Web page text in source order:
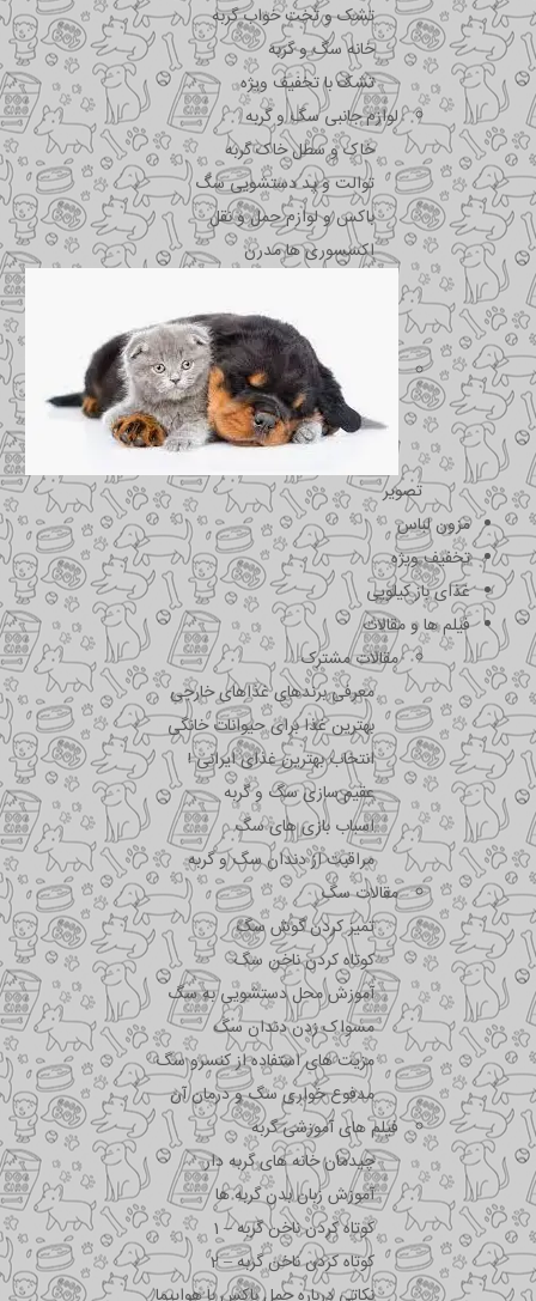
تشک و تخت خواب گربه
خانه سگ و گربه
تشک با تخفیف ویژه
لوازم جانبی سگ و گربه
خاک و سطل خاک گربه
توالت و پد دستشویی سگ
باکس و لوازم حمل و نقل
اکسسوری ها مدرن
تصویر
مزون لباس
تخفیف ویژه
غذای باز کیلویی
فیلم ها و مقالات
مقالات مشترک
معرفی برندهای غذاهای خارجی
بهترین غذا برای حیوانات خانگی
انتخاب بهترین غذای ایرانی !
عقیم سازی سگ و گربه
اسباب بازی های سگ
مراقبت از دندان سگ و گربه
مقالات سگ
تمیز کردن گوش سگ
کوتاه کردن ناخن سگ
آموزش محل دستشویی به سگ
مسواک زدن دندان سگ
مزیت های استفاده از کنسرو سگ
مدفوع خواری سگ و درمان آن
فیلم های آموزشی گربه
چیدمان خانه های گربه دار
آموزش زبان بدن گربه ها
کوتاه کردن ناخن گربه – 1
کوتاه کردن ناخن گربه – 2